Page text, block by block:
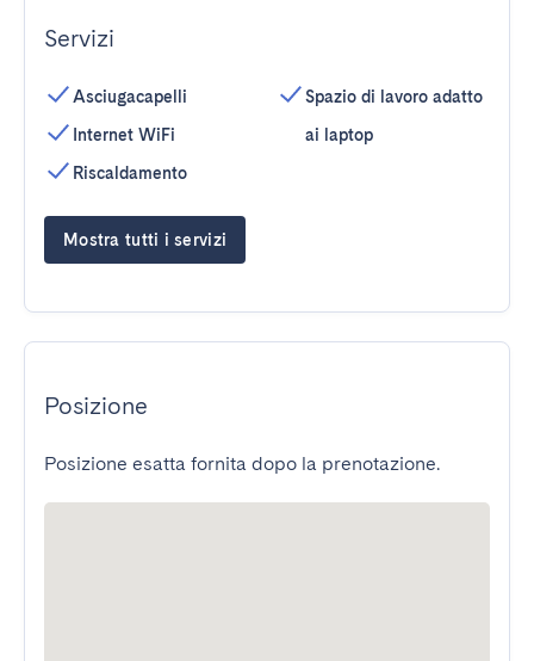
Servizi
Asciugacapelli
Internet WiFi
Riscaldamento
Spazio di lavoro adatto
ai laptop
Mostra tutti i servizi
Posizione
Posizione esatta fornita dopo la prenotazione.